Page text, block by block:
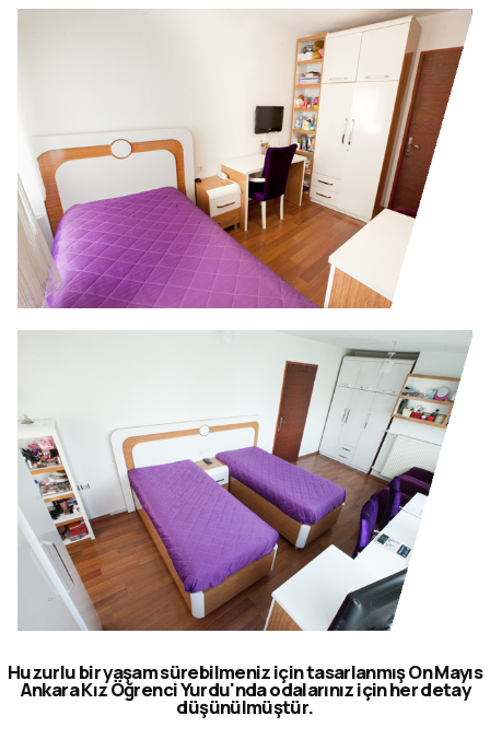
Huzurlu bir yaşam sürebilmeniz için tasarlanmış On Mayıs
Ankara Kız Öğrenci Yurdu'nda odalarınız için her detay
düşünülmüştür.